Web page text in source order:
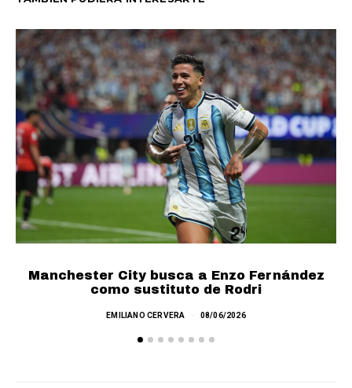
Manchester City busca a Enzo Fernández
como sustituto de Rodri
EMILIANO CERVERA 08/06/2026